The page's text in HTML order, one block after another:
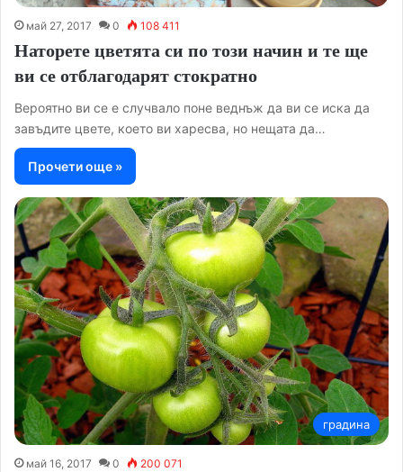
май 27, 2017 0 108 411
Наторете цветята си по този начин и те ще
ви се отблагодарят стократно
Вероятно ви се е случвало поне веднъж да ви се иска да
завъдите цвете, което ви харесва, но нещата да…
Прочети още »
градина
май 16, 2017 0 200 071